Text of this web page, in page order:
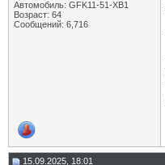
Автомобиль: GFK11-51-ХВ1
Возраст: 64
Сообщений: 6,716
15.09.2025, 18:01